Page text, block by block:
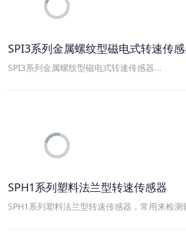
SPI3系列金属螺纹型磁电式转速传
SPI3系列金属螺纹型磁电式转速传感器...
SPH1系列塑料法兰型转速传感器
SPH1系列塑料法兰型转速传感器，常用来检